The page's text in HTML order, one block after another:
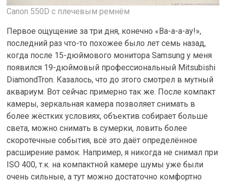
Canon 550D c плечевым ремнём
Первое ощущение за три дня, конечно «Ва-а-а-ау!»,
последний раз что-то похожее было лет семь назад,
когда после 15-дюймового монитора Samsung у меня
появился 19-дюймовый профессиональный Mitsubishi
DiamondTron. Казалось, что до этого смотрел в мутный
аквариум. Вот сейчас примерно так же. После компакт
камеры, зеркальная камера позволяет снимать в
более жёстких условиях, объектив собирает больше
света, можно снимать в сумерки, ловить более
скоротечные события, всё это даёт определённое
расширение рамок. Например, я никогда не снимал при
ISO 400, т.к. на компактной камере шумы уже были
очень сильные, а тут можно достаточно комфортно